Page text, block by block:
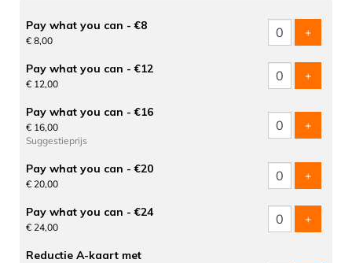
Pay what you can - €8
€ 8,00
+voeg
Pay what you can - €12
€ 12,00
+voeg
Pay what you can - €16
€ 16,00
Suggestieprijs
+voeg
Pay what you can - €20
€ 20,00
+voeg
Pay what you can - €24
€ 24,00
+voeg
Reductie A-kaart met